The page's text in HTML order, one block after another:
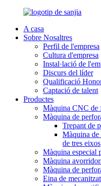
A casa
Sobre Nosaltres
Perfil de l'empresa
Cultura d'empresa
Instal·lació de
Discurs del líder
Qualificació
Captació de talent
Productes
Màquina CNC de
Màquina de
Trepant de
Màquina
de tres eixos
Màquina especial
Màquina
Màquina de
Eina de